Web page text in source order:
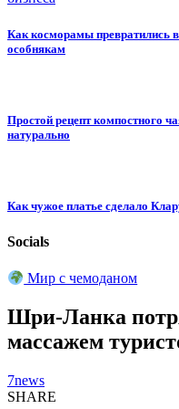
Как косморамы превратились
особнякам
Простой рецепт компостного
натурально
Как чужое платье сделало
Socials
Мир с чемоданом
Шри-Ланка
массажем
7news
SHARE